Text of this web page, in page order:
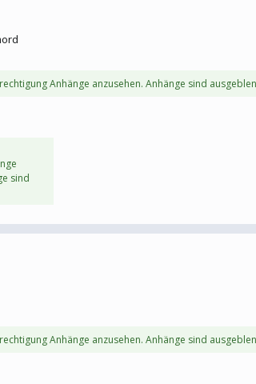
Anhänge anzusehen. Anhänge sind
sind
Anhänge anzusehen. Anhänge sind